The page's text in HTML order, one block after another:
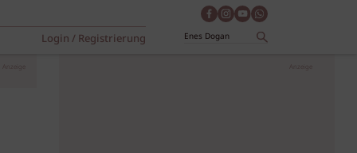
Login / Registrierung
Anzeige Anzeige